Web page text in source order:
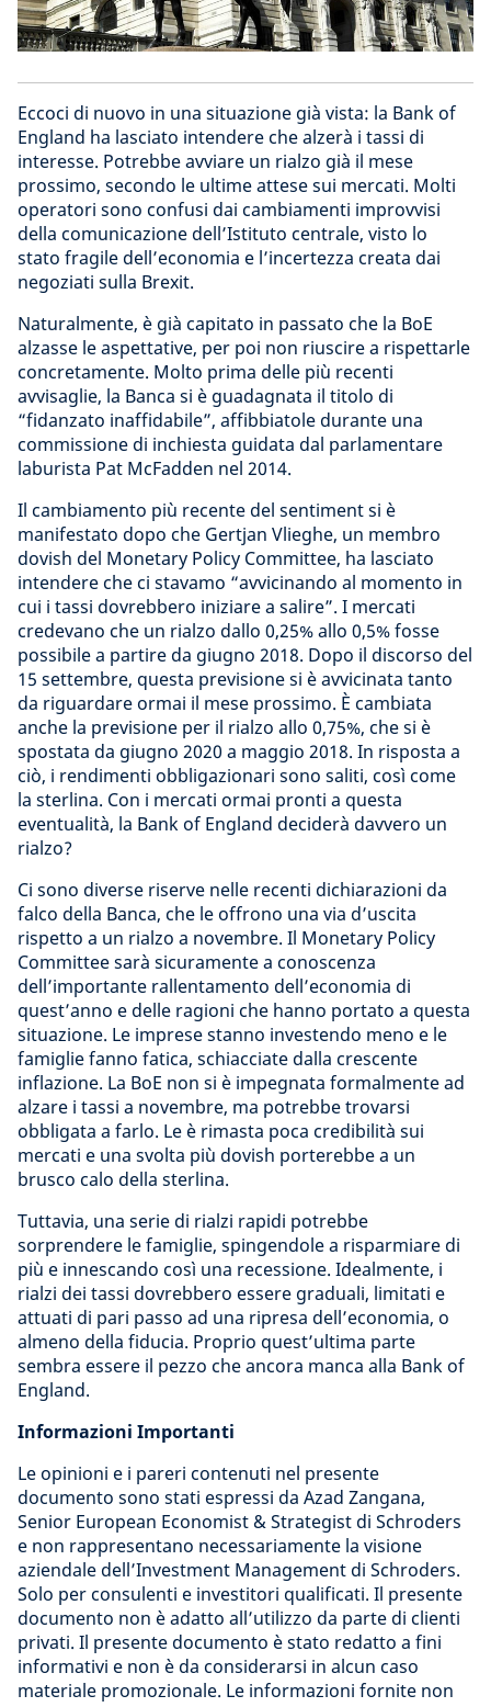
Eccoci di nuovo in una situazione già vista: la Bank of
England ha lasciato intendere che alzerà i tassi di
interesse. Potrebbe avviare un rialzo già il mese
prossimo, secondo le ultime attese sui mercati. Molti
operatori sono confusi dai cambiamenti improvvisi
della comunicazione dell’Istituto centrale, visto lo
stato fragile dell’economia e l’incertezza creata dai
negoziati sulla Brexit.
Naturalmente, è già capitato in passato che la BoE
alzasse le aspettative, per poi non riuscire a rispettarle
concretamente. Molto prima delle più recenti
avvisaglie, la Banca si è guadagnata il titolo di
“fidanzato inaffidabile”, affibbiatole durante una
commissione di inchiesta guidata dal parlamentare
laburista Pat McFadden nel 2014.
Il cambiamento più recente del sentiment si è
manifestato dopo che Gertjan Vlieghe, un membro
dovish del Monetary Policy Committee, ha lasciato
intendere che ci stavamo “avvicinando al momento in
cui i tassi dovrebbero iniziare a salire”. I mercati
credevano che un rialzo dallo 0,25% allo 0,5% fosse
possibile a partire da giugno 2018. Dopo il discorso del
15 settembre, questa previsione si è avvicinata tanto
da riguardare ormai il mese prossimo. È cambiata
anche la previsione per il rialzo allo 0,75%, che si è
spostata da giugno 2020 a maggio 2018. In risposta a
ciò, i rendimenti obbligazionari sono saliti, così come
la sterlina. Con i mercati ormai pronti a questa
eventualità, la Bank of England deciderà davvero un
rialzo?
Ci sono diverse riserve nelle recenti dichiarazioni da
falco della Banca, che le offrono una via d’uscita
rispetto a un rialzo a novembre. Il Monetary Policy
Committee sarà sicuramente a conoscenza
dell’importante rallentamento dell’economia di
quest’anno e delle ragioni che hanno portato a questa
situazione. Le imprese stanno investendo meno e le
famiglie fanno fatica, schiacciate dalla crescente
inflazione. La BoE non si è impegnata formalmente ad
alzare i tassi a novembre, ma potrebbe trovarsi
obbligata a farlo. Le è rimasta poca credibilità sui
mercati e una svolta più dovish porterebbe a un
brusco calo della sterlina.
Tuttavia, una serie di rialzi rapidi potrebbe
sorprendere le famiglie, spingendole a risparmiare di
più e innescando così una recessione. Idealmente, i
rialzi dei tassi dovrebbero essere graduali, limitati e
attuati di pari passo ad una ripresa dell’economia, o
almeno della fiducia. Proprio quest’ultima parte
sembra essere il pezzo che ancora manca alla Bank of
England.
Informazioni Importanti
Le opinioni e i pareri contenuti nel presente
documento sono stati espressi da Azad Zangana,
Senior European Economist & Strategist di Schroders
e non rappresentano necessariamente la visione
aziendale dell’Investment Management di Schroders.
Solo per consulenti e investitori qualificati. Il presente
documento non è adatto all’utilizzo da parte di clienti
privati. Il presente documento è stato redatto a fini
informativi e non è da considerarsi in alcun caso
materiale promozionale. Le informazioni fornite non